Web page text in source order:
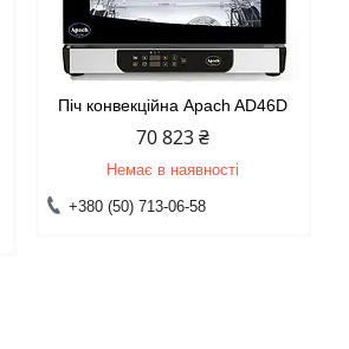
Піч конвекційна Apach AD46D
70 823 ₴
Немає в наявності
+380 (50) 713-06-58